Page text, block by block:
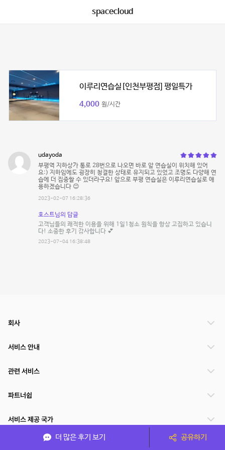
spacecloud
이루리연습실[인천부평점] 평일특가
4,000 원/시간
udayoda
부평역 지하상가 통로 28번으로 나오면 바로 앞 연습실이 위치해 있어
요:) 지하임에도 굉장히 청결한 상태로 유지되고 있었고 조명도 다양해 연
습에 더 집중할 수 있더라구요! 앞으로 부평 연습실은 이루리연습실로 애
용하겠습니다 😊
2023-02-07 16:28:36
호스트님의 답글
고객님들의 쾌적한 이용을 위해 1일1청소 원칙을 항상 고집하고 있습니
다! 소중한 후기 감사합니다 💕
2023-07-04 16:38:48
더 많은 후기 보기 공유하기
회사
서비스 안내
관련 서비스
파트너쉽
서비스 제공 국가